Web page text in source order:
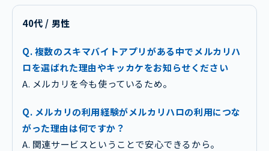
40代 / 男性
Q. 複数のスキマバイトアプリがある中でメルカリハ
ロを選ばれた理由やキッカケをお知らせください
A. メルカリを今も使っているため。
Q. メルカリの利用経験がメルカリハロの利用につな
がった理由は何ですか？
A. 関連サービスということで安心できるから。